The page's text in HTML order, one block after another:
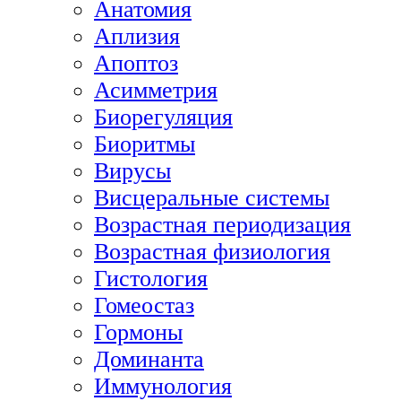
Анатомия
Аплизия
Апоптоз
Асимметрия
Биорегуляция
Биоритмы
Вирусы
Висцеральные системы
Возрастная периодизация
Возрастная физиология
Гистология
Гомеостаз
Гормоны
Доминанта
Иммунология